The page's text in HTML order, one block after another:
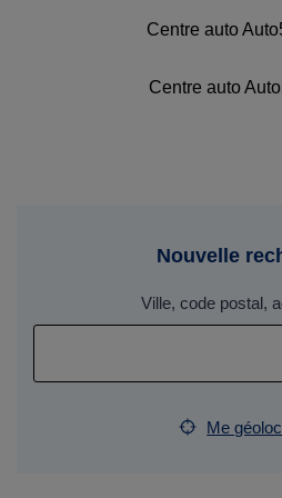
Centre auto
Centre auto
Nouvelle
Ville, code postal,
Me